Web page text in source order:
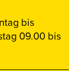
bis
09.00 bis